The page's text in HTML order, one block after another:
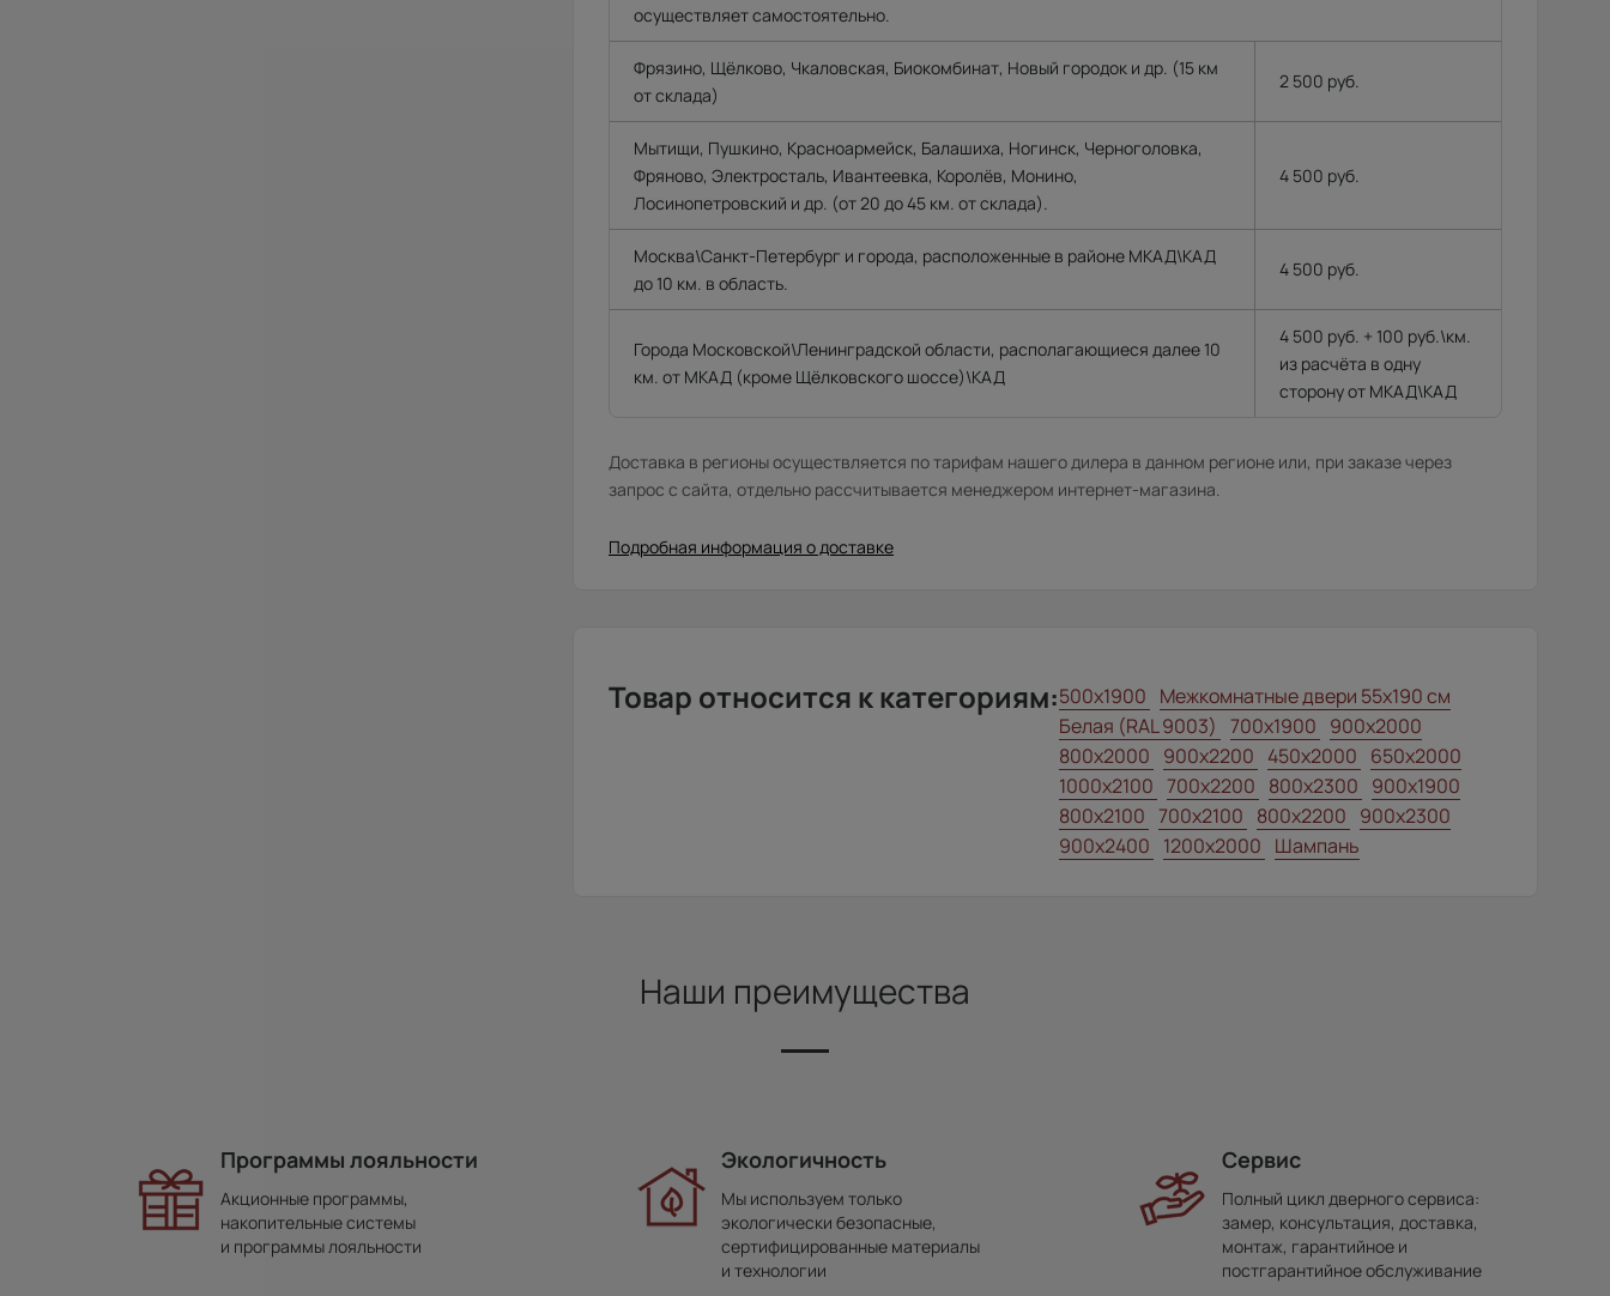
осуществляет самостоятельно.
Фрязино, Щёлково, Чкаловская, Биокомбинат, Новый городок и др. (15 км
от склада)
2 500 руб.
Мытищи, Пушкино, Красноармейск, Балашиха, Ногинск, Черноголовка,
Фряново, Электросталь, Ивантеевка, Королёв, Монино,
Лосинопетровский и др. (от 20 до 45 км. от склада).
4 500 руб.
Москва\Санкт-Петербург и города, расположенные в районе МКАД\КАД
до 10 км. в область.
4 500 руб.
Города Московской\Ленинградской области, располагающиеся далее 10
км. от МКАД (кроме Щёлковского шоссе)\КАД
4 500 руб. + 100 руб.\км.
из расчёта в одну
сторону от МКАД\КАД
Доставка в регионы осуществляется по тарифам нашего дилера в данном регионе или, при заказе через
запрос с сайта, отдельно рассчитывается менеджером интернет-магазина.
Подробная информация о доставке
Товар относится к категориям:500x1900 Межкомнатные двери 55х190 см
Белая (RAL 9003) 700x1900 900x2000
800x2000 900x2200 450x2000 650x2000
1000x2100 700x2200 800x2300 900x1900
800x2100 700x2100 800x2200 900x2300
900x2400 1200x2000 Шампань
Наши преимущества
Программы лояльности
Акционные программы,
накопительные системы
и программы лояльности
Экологичность
Мы используем только
экологически безопасные,
сертифицированные материалы
и технологии
Сервис
Полный цикл дверного сервиса:
замер, консультация, доставка,
монтаж, гарантийное и
постгарантийное обслуживание